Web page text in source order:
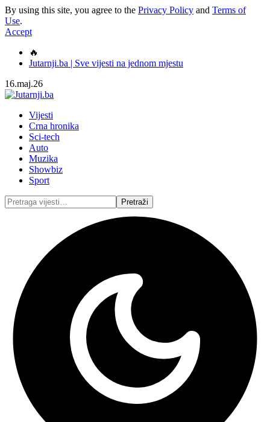
By using this site, you agree to the Privacy Policy and Terms of
Use.
Accept
🔥
Jutarnji.ba | Sve vijesti na jednom mjestu
16.maj.26
Vijesti
Crna hronika
Sci-tech
Auto
Muzika
Showbiz
Sport